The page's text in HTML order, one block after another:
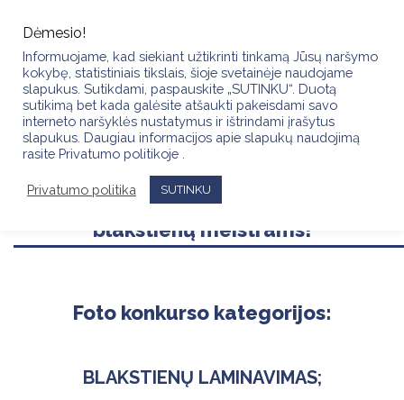
content
Foto konkursas „Metų blakstienų
laminavimo meistras 2023“ tai jau
tradicija tapęs konkursas, skirtas
blakstienų meistrams!
Foto konkurso kategorijos:
BLAKSTIENŲ LAMINAVIMAS;
Dėmesio!
Informuojame, kad siekiant užtikrinti tinkamą Jūsų naršymo
kokybę, statistiniais tikslais, šioje svetainėje naudojame
slapukus. Sutikdami, paspauskite „SUTINKU“. Duotą
sutikimą bet kada galėsite atšaukti pakeisdami savo
interneto naršyklės nustatymus ir ištrindami įrašytus
slapukus. Daugiau informacijos apie slapukų naudojimą
rasite Privatumo politikoje .
Privatumo politika SUTINKU